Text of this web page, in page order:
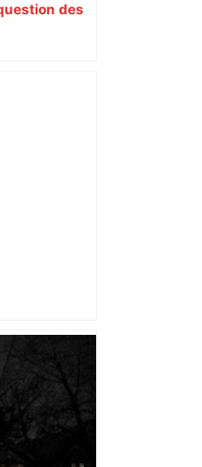
des
d’ordre" :
le
à
populaire
libérer